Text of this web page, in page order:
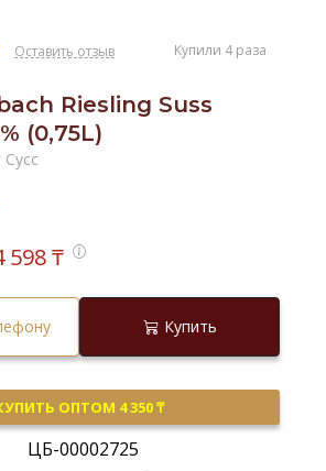
Оставить отзыв Купили 4 раза
Riesling Suss
(0,75L)
598₸
Купить
ОПТОМ 4 350 ₸
ЦБ-00002725